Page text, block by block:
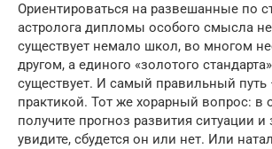
Ориентироваться на развешанные по
астролога дипломы особого смысла
существует немало школ, во многом
другом, а единого «золотого
существует. И самый правильный путь
практикой. Тот же хорарный вопрос: в
получите прогноз развития ситуации и
увидите, сбудется он или нет. Или